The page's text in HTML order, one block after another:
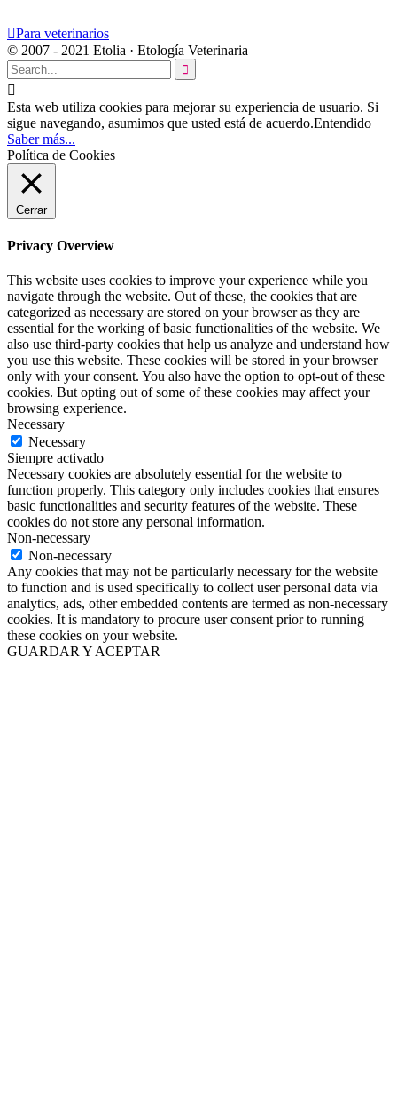
Para veterinarios
© 2007 - 2021 Etolia · Etología Veterinaria


Esta web utiliza cookies para mejorar su experiencia de usuario. Si
sigue navegando, asumimos que usted está de acuerdo.Entendido
Saber más...
Política de Cookies
Cerrar
Privacy Overview
This website uses cookies to improve your experience while you
navigate through the website. Out of these, the cookies that are
categorized as necessary are stored on your browser as they are
essential for the working of basic functionalities of the website. We
also use third-party cookies that help us analyze and understand how
you use this website. These cookies will be stored in your browser
only with your consent. You also have the option to opt-out of these
cookies. But opting out of some of these cookies may affect your
browsing experience.
Necessary
Necessary
Siempre activado
Necessary cookies are absolutely essential for the website to
function properly. This category only includes cookies that ensures
basic functionalities and security features of the website. These
cookies do not store any personal information.
Non-necessary
Non-necessary
Any cookies that may not be particularly necessary for the website
to function and is used specifically to collect user personal data via
analytics, ads, other embedded contents are termed as non-necessary
cookies. It is mandatory to procure user consent prior to running
these cookies on your website.
GUARDAR Y ACEPTAR